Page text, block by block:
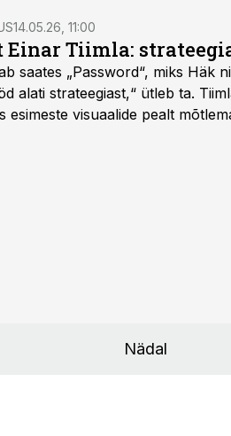
14.05.26, 11:00
Tiimla:
saates „Password“, miks Häk
alati strateegiast,“ ütleb ta.
esimeste visuaalide pealt
Nädal